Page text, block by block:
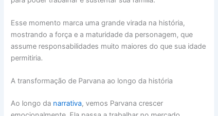
Esse momento marca uma grande virada na história,
mostrando a força e a maturidade da personagem, que
assume responsabilidades muito maiores do que sua idade
permitiria.
A transformação de Parvana ao longo da história
Ao longo da narrativa, vemos Parvana crescer